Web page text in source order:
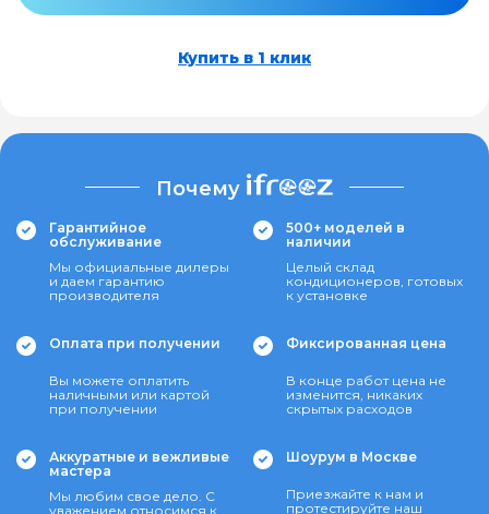
Купить в 1 клик
Почему
Гарантийное
обслуживание
Мы официальные дилеры
и даем гарантию
производителя
500+ моделей в
наличии
Целый склад
кондиционеров, готовых
к установке
Оплата при получении
Вы можете оплатить
наличными или картой
при получении
Фиксированная цена
В конце работ цена не
изменится, никаких
скрытых расходов
Аккуратные и вежливые
мастера
Мы любим свое дело. С
уважением относимся к
Шоурум в Москве
Приезжайте к нам и
протестируйте наш